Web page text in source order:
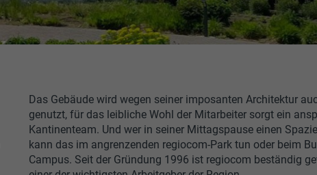
Das Gebäude wird wegen seiner imposanten Architektur
genutzt, für das leibliche Wohl der Mitarbeiter sorgt ein
Kantinenteam. Und wer in seiner Mittagspause einen
kann das im angrenzenden regiocom-Park tun oder beim
Campus. Seit der Gründung 1996 ist regiocom beständig